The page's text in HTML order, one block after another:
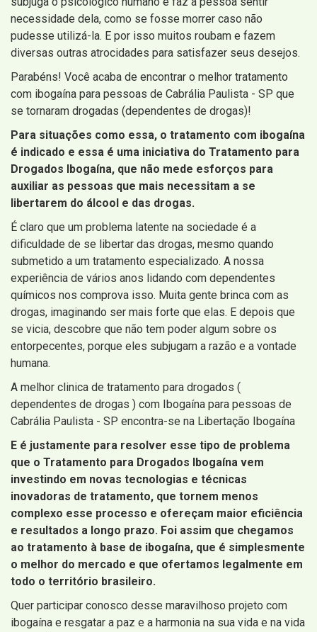
necessidade dela, como se fosse morrer caso não
pudesse utilizá-la. E por isso muitos roubam e fazem
diversas outras atrocidades para satisfazer seus desejos.
Parabéns! Você acaba de encontrar o melhor tratamento
com ibogaína para pessoas de Cabrália Paulista - SP que
se tornaram drogadas (dependentes de drogas)!
Para situações como essa, o tratamento com ibogaína
é indicado e essa é uma iniciativa do Tratamento para
Drogados Ibogaína, que não mede esforços para
auxiliar as pessoas que mais necessitam a se
libertarem do álcool e das drogas.
É claro que um problema latente na sociedade é a
dificuldade de se libertar das drogas, mesmo quando
submetido a um tratamento especializado. A nossa
experiência de vários anos lidando com dependentes
químicos nos comprova isso. Muita gente brinca com as
drogas, imaginando ser mais forte que elas. E depois que
se vicia, descobre que não tem poder algum sobre os
entorpecentes, porque eles subjugam a razão e a vontade
humana.
A melhor clinica de tratamento para drogados (
dependentes de drogas ) com Ibogaína para pessoas de
Cabrália Paulista - SP encontra-se na Libertação Ibogaína
E é justamente para resolver esse tipo de problema
que o Tratamento para Drogados Ibogaína vem
investindo em novas tecnologias e técnicas
inovadoras de tratamento, que tornem menos
complexo esse processo e ofereçam maior eficiência
e resultados a longo prazo. Foi assim que chegamos
ao tratamento à base de ibogaína, que é simplesmente
o melhor do mercado e que ofertamos legalmente em
todo o território brasileiro.
Quer participar conosco desse maravilhoso projeto com
ibogaína e resgatar a paz e a harmonia na sua vida e na vida